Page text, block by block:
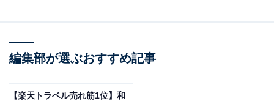
「松江しんじ湖温泉 皆美館」は現在特別価格で宿泊可能
編集部が選ぶおすすめ記事
【楽天トラベル売れ筋1位】和